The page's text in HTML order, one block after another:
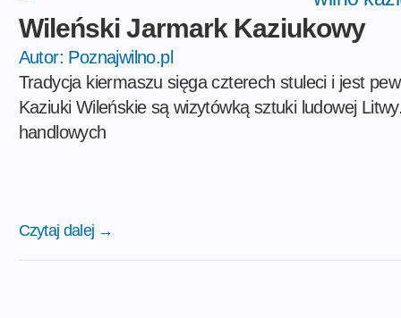
Wileński Jarmark Kaziukowy
Autor: Poznajwilno.pl
Tradycja kiermaszu sięga czterech stuleci i jest
Kaziuki Wileńskie są wizytówką sztuki ludowej
handlowych
Czytaj dalej →